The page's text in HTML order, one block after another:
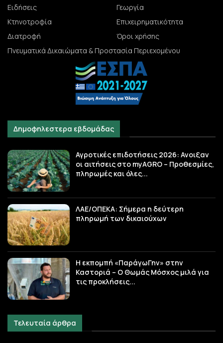
Ειδήσεις
Γεωργία
Κτηνοτροφία
Επιχειρηματικότητα
Διατροφή
Όροι χρήσης
Πνευματικά Δικαιώματα & Προστασία Περιεχομένου
Δημοφηλεστερα εβδομάδας
Αγροτικές επιδοτήσεις 2026: Ανοιξαν
οι αιτήσεις στο myAGRO – Προθεσμίες,
πληρωμές και όλες...
ΛΑΕ/ΟΠΕΚΑ: Σήμερα η δεύτερη
πληρωμή των δικαιούχων
Η εκπομπή «ΠαράγωΓην» στην
Καστοριά – Ο Θωμάς Μόσχος μιλά για
τις προκλήσεις...
Τελευταία άρθρα